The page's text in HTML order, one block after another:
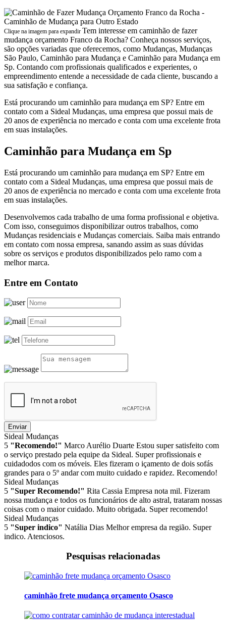
Clique na imagem para expandir Tem interesse em caminhão de fazer
mudança orçamento Franco da Rocha? Conheça nossos serviços,
são opções variadas que oferecemos, como Mudanças, Mudanças
São Paulo, Caminhão para Mudança e Caminhão para Mudança em
Sp. Contando com profissionais qualificados e experientes, o
empreendimento entende a necessidade de cada cliente, buscando a
sua satisfação e confiança.
Está procurando um caminhão para mudança em SP? Entre em
contato com a Sideal Mudanças, uma empresa que possui mais de
20 anos de experiência no mercado e conta com uma excelente frota
em suas instalações.
Caminhão para Mudança em Sp
Está procurando um caminhão para mudança em SP? Entre em
contato com a Sideal Mudanças, uma empresa que possui mais de
20 anos de experiência no mercado e conta com uma excelente frota
em suas instalações.
Desenvolvemos cada trabalho de uma forma profissional e objetiva.
Com isso, conseguimos disponibilizar outros trabalhos, como
Mudanças residenciais e Mudanças comerciais. Saiba mais entrando
em contato com nossa empresa, sanando assim as suas dúvidas
sobre os serviços e produtos disponibilizados pelo ramo com a
melhor marca.
Entre em Contato
Enviar
Sideal Mudanças
5 "Recomendo!" Marco Aurélio Duarte Estou super satisfeito com
o serviço prestado pela equipe da Sideal. Super profissionais e
cuidadodos com os móveis. Eles fizeram o içamento de dois sofás
grandes para o 5º andar com muito cuidado e rapidez. Recomendo!
Sideal Mudanças
5 "Super Recomendo!" Rita Cassia Empresa nota mil. Fizeram
nossa mudança e todos os funcionários de alto astral, trataram nossas
coisas com o maior cuidado. Muito obrigada. Super recomendo!
Sideal Mudanças
5 "Super indico" Natália Dias Melhor empresa da região. Super
indico. Atenciosos.
Pesquisas relacionadas
caminhão frete mudança orçamento Osasco